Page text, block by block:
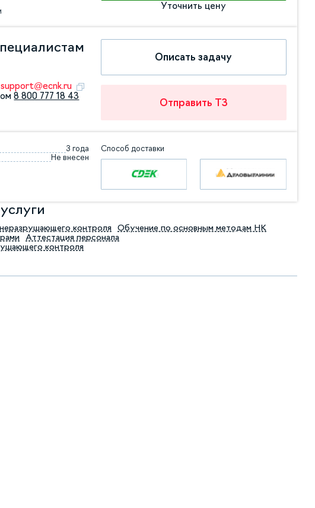
Уточнить цену
support@ecnk.ru
8 800 777 18 43
Описать задачу
Отправить ТЗ
3 года
Не внесен
Способ доставки
контроля
Обучение по основным методам НК
Аттестация персонала
контроля